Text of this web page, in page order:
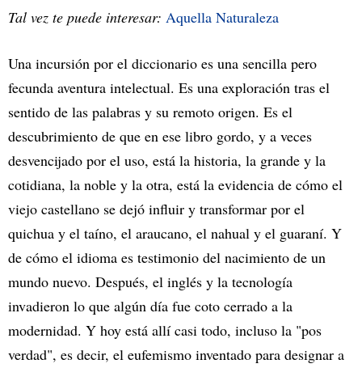
Tal vez te puede interesar: Aquella Naturaleza
Una incursión por el diccionario es una sencilla pero
fecunda aventura intelectual. Es una exploración tras el
sentido de las palabras y su remoto origen. Es el
descubrimiento de que en ese libro gordo, y a veces
desvencijado por el uso, está la historia, la grande y la
cotidiana, la noble y la otra, está la evidencia de cómo el
viejo castellano se dejó influir y transformar por el
quichua y el taíno, el araucano, el nahual y el guaraní. Y
de cómo el idioma es testimonio del nacimiento de un
mundo nuevo. Después, el inglés y la tecnología
invadieron lo que algún día fue coto cerrado a la
modernidad. Y hoy está allí casi todo, incluso la "pos
verdad", es decir, el eufemismo inventado para designar a